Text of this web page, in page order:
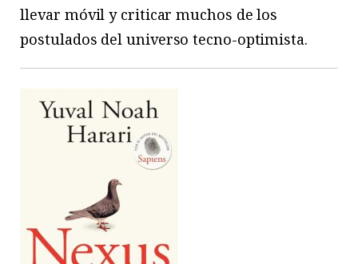
llevar móvil y criticar muchos de los
postulados del universo tecno-optimista.